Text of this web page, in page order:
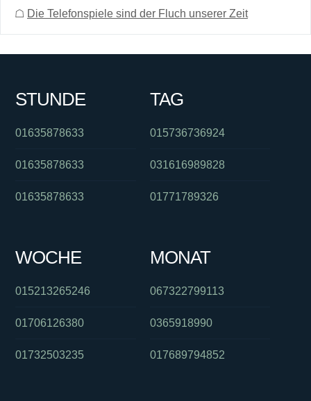
☖ Die Telefonspiele sind der Fluch unserer Zeit
STUNDE
01635878633
01635878633
01635878633
TAG
015736736924
031616989828
01771789326
WOCHE
015213265246
01706126380
01732503235
MONAT
067322799113
0365918990
017689794852